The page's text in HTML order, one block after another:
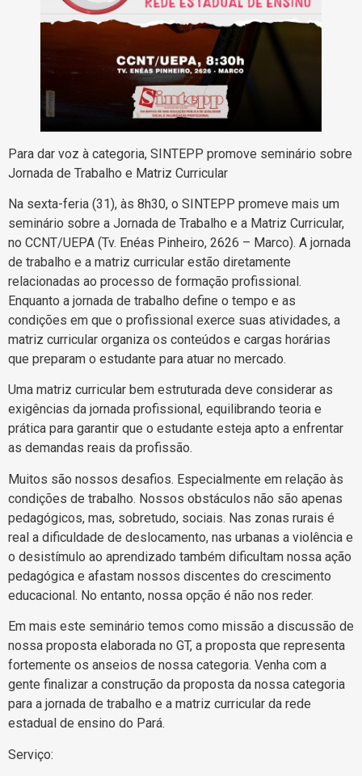
Para dar voz à categoria, SINTEPP promove seminário sobre
Jornada de Trabalho e Matriz Curricular
Na sexta-feria (31), às 8h30, o SINTEPP promeve mais um
seminário sobre a Jornada de Trabalho e a Matriz Curricular,
no CCNT/UEPA (Tv. Enéas Pinheiro, 2626 – Marco). A jornada
de trabalho e a matriz curricular estão diretamente
relacionadas ao processo de formação profissional.
Enquanto a jornada de trabalho define o tempo e as
condições em que o profissional exerce suas atividades, a
matriz curricular organiza os conteúdos e cargas horárias
que preparam o estudante para atuar no mercado.
Uma matriz curricular bem estruturada deve considerar as
exigências da jornada profissional, equilibrando teoria e
prática para garantir que o estudante esteja apto a enfrentar
as demandas reais da profissão.
Muitos são nossos desafios. Especialmente em relação às
condições de trabalho. Nossos obstáculos não são apenas
pedagógicos, mas, sobretudo, sociais. Nas zonas rurais é
real a dificuldade de deslocamento, nas urbanas a violência e
o desistímulo ao aprendizado também dificultam nossa ação
pedagógica e afastam nossos discentes do crescimento
educacional. No entanto, nossa opção é não nos reder.
Em mais este seminário temos como missão a discussão de
nossa proposta elaborada no GT, a proposta que representa
fortemente os anseios de nossa categoria. Venha com a
gente finalizar a construção da proposta da nossa categoria
para a jornada de trabalho e a matriz curricular da rede
estadual de ensino do Pará.
Serviço: